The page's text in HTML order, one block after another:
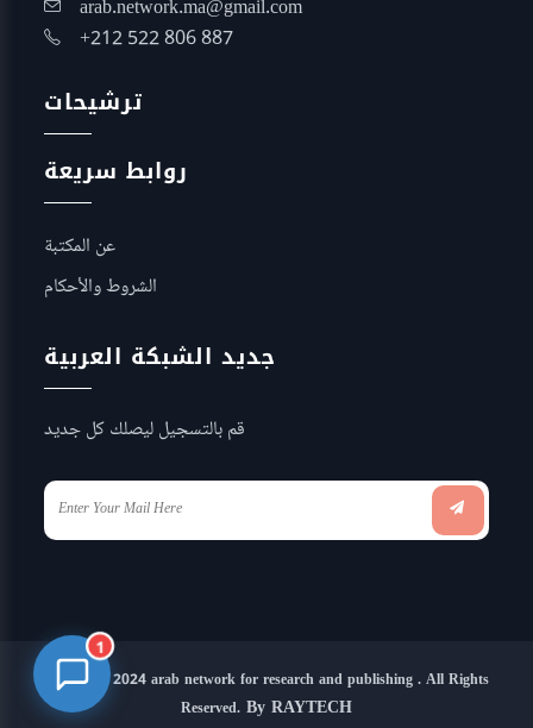
arab.network.ma@gmail.com
+212 522 806 887
ترشيحات
روابط سريعة
عن المكتبة
الشروط والأحكام
جديد الشبكة العربية
قم بالتسجيل ليصلك كل جديد
Copyright 2024 arab network for research and publishing . All Rights
Reserved. By RAYTECH
1